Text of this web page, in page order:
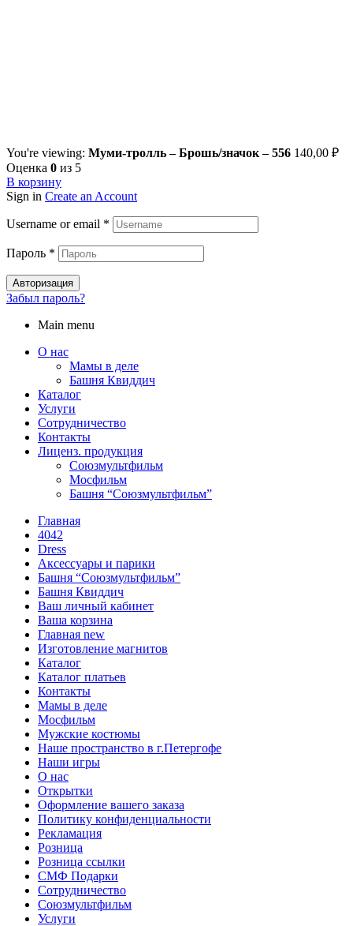
You're viewing: Муми-тролль – Брошь/значок – 556 140,00 ₽
Оценка 0 из 5
В корзину
Sign in Create an Account
Username or email *
Пароль *
Авторизация
Забыл пароль?
Main menu
О нас
Мамы в деле
Башня Квиддич
Каталог
Услуги
Сотрудничество
Контакты
Лиценз. продукция
Союзмультфильм
Мосфильм
Башня “Союзмультфильм”
Главная
4042
Dress
Аксессуары и парики
Башня “Союзмультфильм”
Башня Квиддич
Ваш личный кабинет
Ваша корзина
Главная new
Изготовление магнитов
Каталог
Каталог платьев
Контакты
Мамы в деле
Мосфильм
Мужские костюмы
Наше пространство в г.Петергофе
Наши игры
О нас
Открытки
Оформление вашего заказа
Политику конфиденциальности
Рекламация
Розница
Розница ссылки
СМФ Подарки
Сотрудничество
Союзмультфильм
Услуги